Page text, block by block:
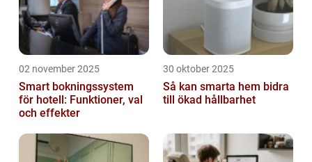
02 november 2025
Smart bokningssystem
för hotell: Funktioner, val
och effekter
30 oktober 2025
Så kan smarta hem bidra
till ökad hållbarhet